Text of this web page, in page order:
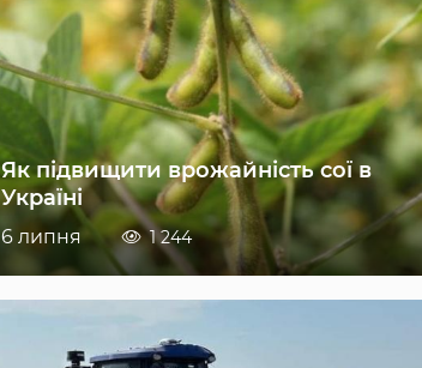
Як підвищити врожайність сої в
Україні
6 липня 1 244